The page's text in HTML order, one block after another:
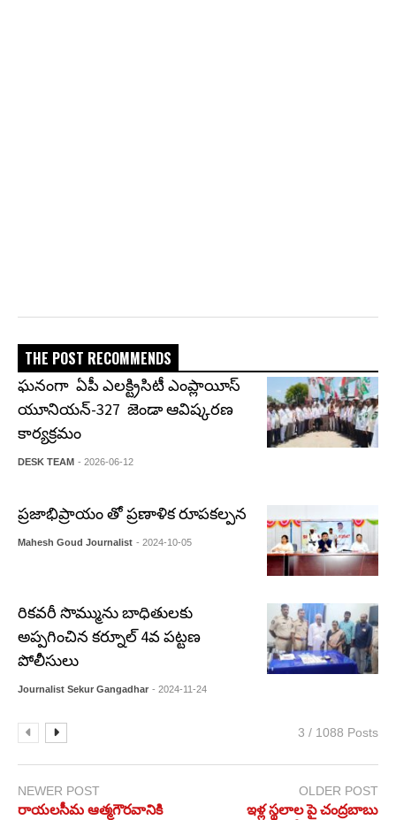
THE POST RECOMMENDS
ఘనంగా ఏపీ ఎలక్ట్రిసిటీ ఎంప్లాయీస్
యూనియన్-327 జెండా ఆవిష్కరణ
కార్యక్రమం
DESK TEAM - 2026-06-12
ప్రజాభిప్రాయం తో ప్రణాళిక రూపకల్పన
Mahesh Goud Journalist - 2024-10-05
రికవరీ సొమ్మును బాధితులకు
అప్పగించిన కర్నూల్ 4వ పట్టణ
పోలీసులు
Journalist Sekur Gangadhar - 2024-11-24
3 / 1088 Posts
NEWER POST
రాయలసీమ ఆత్మగౌరవానికి
OLDER POST
ఇళ్ల స్థలాల పై చంద్రబాబు